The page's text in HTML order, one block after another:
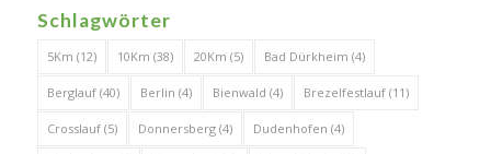
Schlagwörter
5Km (12) 10Km (38) 20Km (5) Bad Dürkheim (4)
Berglauf(40) Berlin (4) Bienwald (4) Brezelfestlauf(11)
Crosslauf(5) Donnersberg(4) Dudenhofen (4)